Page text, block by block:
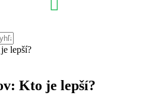
Kto je lepší?